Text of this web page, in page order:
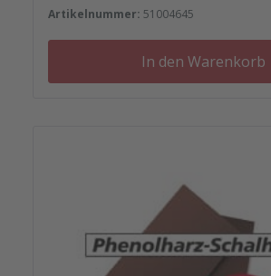
Artikelnummer: 51004645
In den Warenkorb